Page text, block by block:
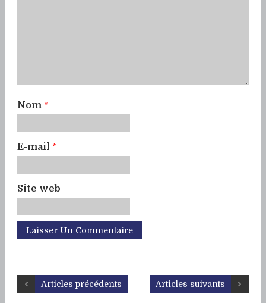
Nom *
E-mail *
Site web
Articles suivants
Articles précédents